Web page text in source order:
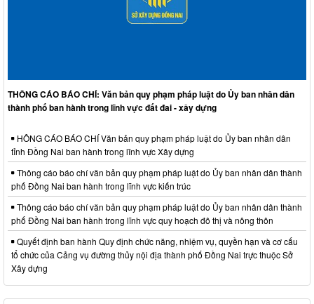
THÔNG CÁO BÁO CHÍ: Văn bản quy phạm pháp luật do Ủy ban nhân dân
thành phố ban hành trong lĩnh vực đất đai - xây dựng
HÔNG CÁO BÁO CHÍ Văn bản quy phạm pháp luật do Ủy ban nhân dân
tỉnh Đồng Nai ban hành trong lĩnh vực Xây dựng
Thông cáo báo chí văn bản quy phạm pháp luật do Ủy ban nhân dân thành
phố Đồng Nai ban hành trong lĩnh vực kiến trúc
Thông cáo báo chí văn bản quy phạm pháp luật do Ủy ban nhân dân thành
phố Đồng Nai ban hành trong lĩnh vực quy hoạch đô thị và nông thôn
Quyết định ban hành Quy định chức năng, nhiệm vụ, quyền hạn và cơ cấu
tổ chức của Cảng vụ đường thủy nội địa thành phố Đồng Nai trực thuộc Sở
Xây dựng